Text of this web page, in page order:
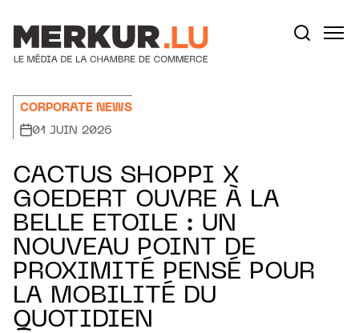
CORPORATE NEWS
01 JUIN 2026
CACTUS SHOPPI X
GOEDERT OUVRE À LA
BELLE ETOILE : UN
NOUVEAU POINT DE
PROXIMITÉ PENSÉ POUR
LA MOBILITÉ DU
QUOTIDIEN